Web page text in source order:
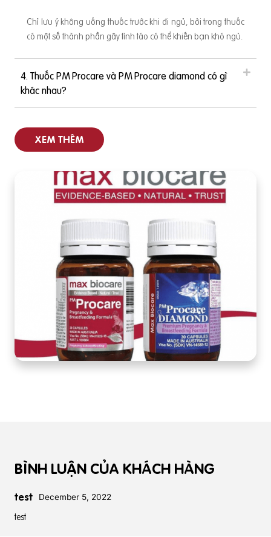
Chỉ lưu ý không uống thuốc trước khi đi ngủ, bởi trong thuốc
có một số thành phần gây tỉnh táo có thể khiến bạn khó ngủ.
4. Thuốc PM Procare và PM Procare diamond có gì
khác nhau?
XEM THÊM
BÌNH LUẬN CỦA KHÁCH HÀNG
December 5, 2022
test
test